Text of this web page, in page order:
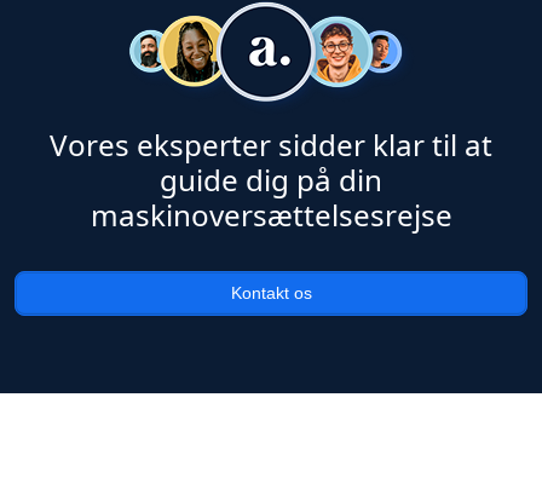
Vores eksperter sidder klar til at
guide dig på din
maskinoversættelsesrejse
Kontakt os